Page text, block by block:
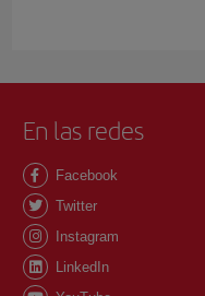
En las redes
Facebook
Twitter
Instagram
LinkedIn